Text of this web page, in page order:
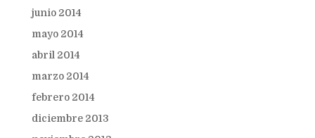
junio 2014
mayo 2014
abril 2014
marzo 2014
febrero 2014
diciembre 2013